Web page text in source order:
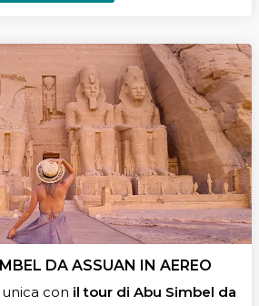
DA ASSUAN IN AEREO
unica con il tour di Abu Simbel da